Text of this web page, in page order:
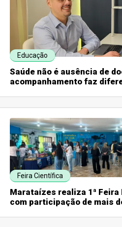
Educação
Saúde não é ausência de
acompanhamento faz
Feira Científica
Marataízes realiza 1ª
com participação de mais